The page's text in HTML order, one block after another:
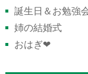
誕生日＆お勉強
姉の結婚式
おはぎ❤︎